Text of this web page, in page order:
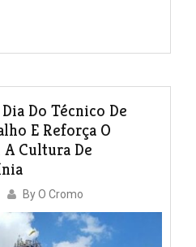
Do Técnico De
E Reforça O
Cultura De
ByO Cromo